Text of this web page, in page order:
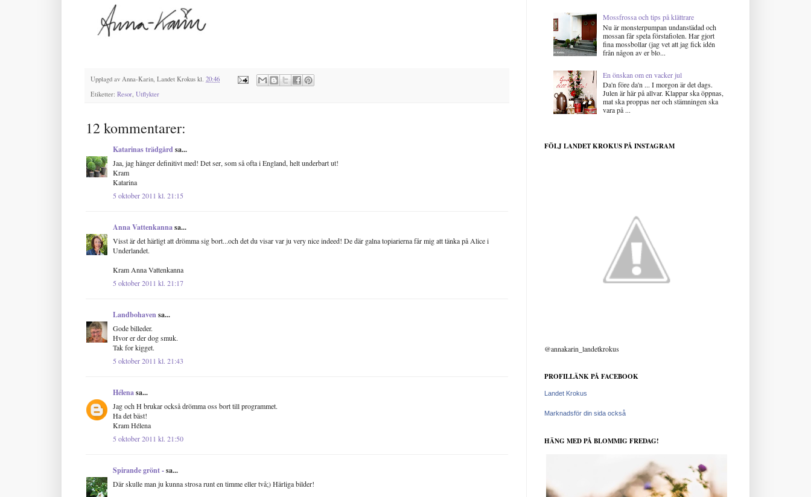
Upplagd av Anna-Karin, Landet Krokus kl. 20:46
Etiketter: Resor, Utflykter
12 kommentarer:
Katarinas trädgård sa...
Jaa, jag hänger definitivt med! Det ser, som så ofta i England, helt underbart ut!
Kram
Katarina
5 oktober 2011 kl. 21:15
Anna Vattenkannasa...
Visst är det härligt att drömma sig bort...och det du visar var ju very nice indeed! De där galna topiarierna får mig att tänka på Alice i
Underlandet.
Kram Anna Vattenkanna
5 oktober 2011 kl. 21:17
Landbohavensa...
Gode billeder.
Hvor er der dog smuk.
Tak for kigget.
5 oktober 2011 kl. 21:43
Hélenasa...
Jag och H brukar också drömma oss bort till programmet.
Ha det bäst!
Kram Hélena
5 oktober 2011 kl. 21:50
Spirande grönt -sa...
Där skulle man ju kunna strosa runt en timme eller två;) Härliga bilder!
Mossfrossa och tips på klättrare
Nu är monsterpumpan undanstädad och
mossan får spela förstafiolen. Har gjort
fina mossbollar (jag vet att jag fick idén
från någon av er blo...
En önskan om en vacker jul
Da'n före da'n ... I morgon är det dags.
Julen är här på allvar. Klappar ska öppnas,
mat ska proppas ner och stämningen ska
vara på ...
FÖLJ LANDET KROKUS PÅ INSTAGRAM
@annakarin_landetkrokus
PROFILLÄNK PÅ FACEBOOK
Landet Krokus
Marknadsför din sida också
HÄNG MED PÅ BLOMMIG FREDAG!